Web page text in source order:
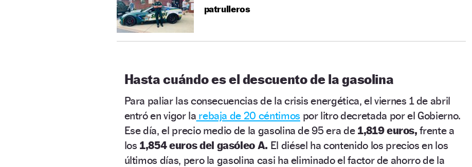
patrulleros
Hasta cuándo es el descuento de la gasolina
Para paliar las consecuencias de la crisis energética, el viernes 1 de abril
entró en vigor la rebaja de 20 céntimos por litro decretada por el Gobierno.
Ese día, el precio medio de la gasolina de 95 era de 1,819 euros, frente a
los 1,854 euros del gasóleo A. El diésel ha contenido los precios en los
últimos días, pero la gasolina casi ha eliminado el factor de ahorro de la